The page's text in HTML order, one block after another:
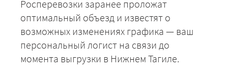
Росперевозки заранее проложат
оптимальный объезд и известят о
возможных изменениях графика — ваш
персональный логист на связи до
момента выгрузки в Нижнем Тагиле.